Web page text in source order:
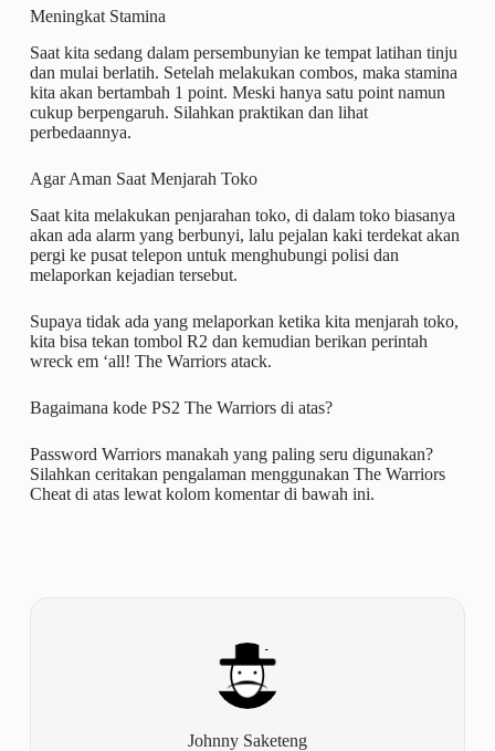
Meningkat Stamina
Saat kita sedang dalam persembunyian ke tempat latihan tinju
dan mulai berlatih. Setelah melakukan combos, maka stamina
kita akan bertambah 1 point. Meski hanya satu point namun
cukup berpengaruh. Silahkan praktikan dan lihat
perbedaannya.
Agar Aman Saat Menjarah Toko
Saat kita melakukan penjarahan toko, di dalam toko biasanya
akan ada alarm yang berbunyi, lalu pejalan kaki terdekat akan
pergi ke pusat telepon untuk menghubungi polisi dan
melaporkan kejadian tersebut.
Supaya tidak ada yang melaporkan ketika kita menjarah toko,
kita bisa tekan tombol R2 dan kemudian berikan perintah
wreck em ‘all! The Warriors atack.
Bagaimana kode PS2 The Warriors di atas?
Password Warriors manakah yang paling seru digunakan?
Silahkan ceritakan pengalaman menggunakan The Warriors
Cheat di atas lewat kolom komentar di bawah ini.
Johnny Saketeng